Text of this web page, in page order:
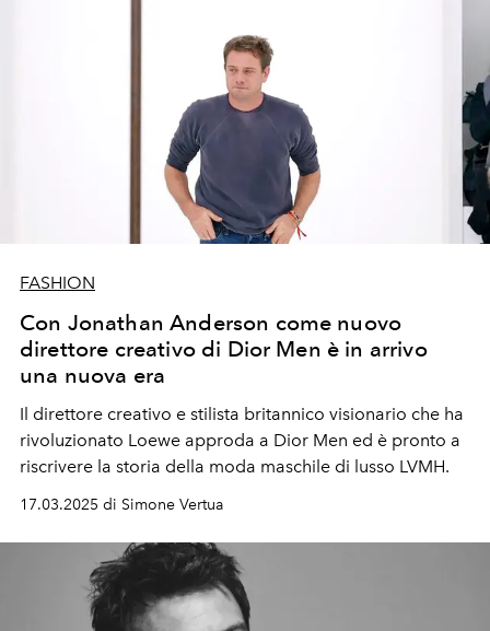
FASHION
Con Jonathan Anderson come nuovo
direttore creativo di Dior Men è in arrivo
una nuova era
Il direttore creativo e stilista britannico visionario che ha
rivoluzionato Loewe approda a Dior Men ed è pronto a
riscrivere la storia della moda maschile di lusso LVMH.
17.03.2025 di Simone Vertua